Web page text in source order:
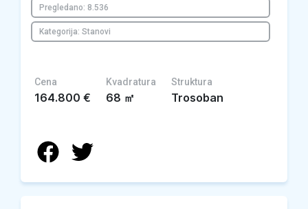
Pregledano: 8.536
Kategorija: Stanovi
Cena
164.800 €
Kvadratura
68 ㎡
Struktura
Trosoban